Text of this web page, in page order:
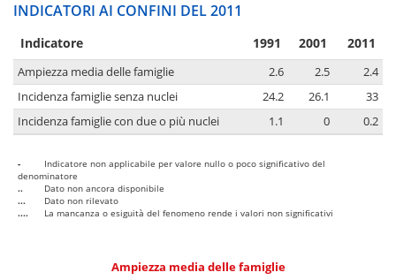
INDICATORI AI CONFINI DEL 2011
Indicatore 1991 2001 2011
Ampiezza media delle famiglie 2.6 2.5
2.4
Incidenza famiglie senza nuclei
24.2 26.1
33
Incidenza famiglie con due o più nuclei
1.1 0 0.2
-
Indicatore non applicabile per valore nullo o poco significativo del
denominatore
..
Dato non ancora disponibile
...
Dato non rilevato
....
La mancanza o esiguità del fenomeno rende i valori non significativi
Ampiezza media delle famiglie